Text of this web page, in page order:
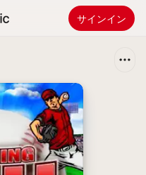
サインイン
ストール